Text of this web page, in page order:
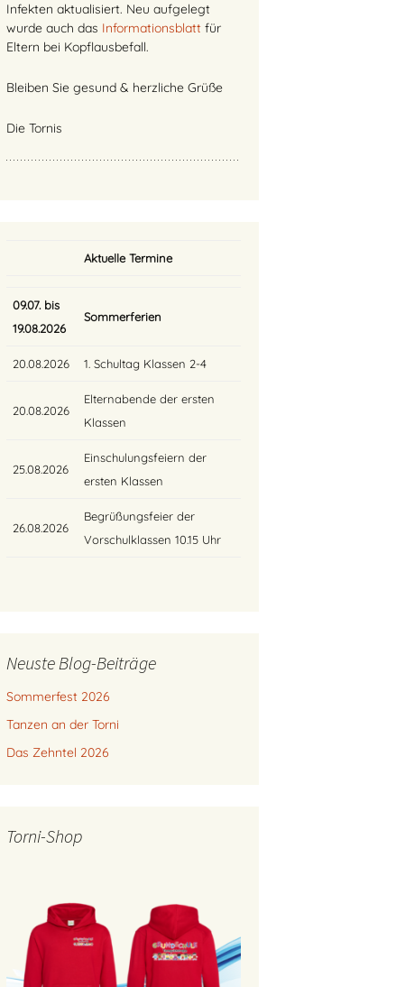
Infekten aktualisiert. Neu aufgelegt
wurde auch das Informationsblatt für
Eltern bei Kopflausbefall.
Bleiben Sie gesund & herzliche Grüße
Die Tornis
Aktuelle Termine
09.07. bis
19.08.2026
Sommerferien
20.08.2026 1. Schultag Klassen 2-4
20.08.2026
Elternabende der ersten
Klassen
25.08.2026
Einschulungsfeiern der
ersten Klassen
26.08.2026
Begrüßungsfeier der
Vorschulklassen 10.15 Uhr
Neuste Blog-Beiträge
Sommerfest 2026
Tanzen an der Torni
Das Zehntel 2026
Torni-Shop